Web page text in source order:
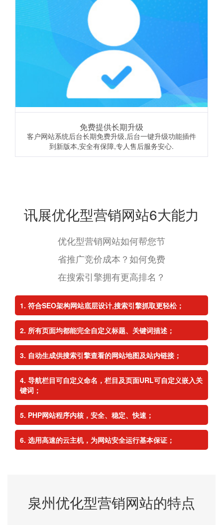
免费提供长期升级
客户网站系统后台长期免费升级,后台一键升级功能插件
到新版本,安全有保障,专人售后服务安心.
讯展优化型营销网站6大能力
优化型营销网站如何帮您节
省推广竞价成本？如何免费
在搜索引擎拥有更高排名？
符合SEO架构网站底层设计,搜索引擎抓取更轻松；
所有页面均都能完全自定义标题、关键词描述；
自动生成供搜索引擎查看的网站地图及站内链接；
导航栏目可自定义命名，栏目及页面URL可自定义嵌入关
键词；
PHP网站程序内核，安全、稳定、快速；
选用高速的云主机，为网站安全运行基本保证；
泉州优化型营销网站的特点